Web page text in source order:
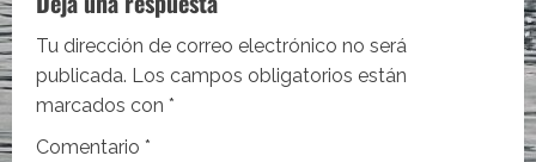
c
i
ó
Tu dirección de correo electrónico no será
publicada. Los campos obligatorios están
marcados con *
Comentario *